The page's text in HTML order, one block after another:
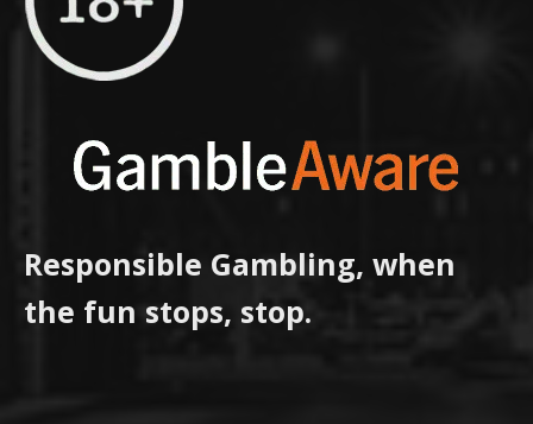
Responsible Gambling, when
the fun stops, stop.